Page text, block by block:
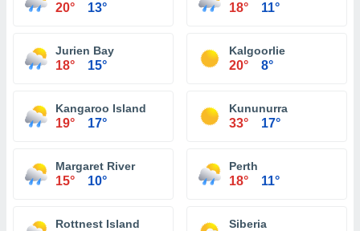
20° 13° 18° 11°
Jurien Bay
18° 15°
Kalgoorlie
20° 8°
Kangaroo Island
19° 17°
Kununurra
33° 17°
Margaret River
15° 10°
Perth
18° 11°
Rottnest Island Siberia